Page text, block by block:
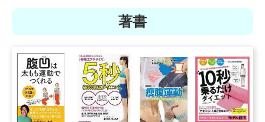
著書